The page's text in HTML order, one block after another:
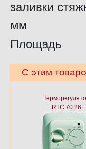
заливки
мм
Площадь
С этим
RTC 70.26